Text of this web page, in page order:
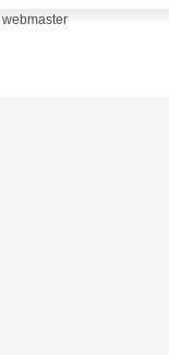
webmaster